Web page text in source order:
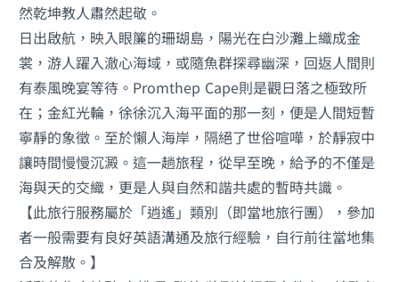
然乾坤教人肅然起敬。
日出啟航，映入眼簾的珊瑚島，陽光在白沙灘上織成金
裳，游人躍入澈心海域，或隨魚群探尋幽深，回返人間則
有泰風晚宴等待。Promthep Cape則是觀日落之極致所
在；金紅光輪，徐徐沉入海平面的那一刻，便是人間短暫
寧靜的象徵。至於懶人海岸，隔絕了世俗喧嘩，於靜寂中
讓時間慢慢沉澱。這一趟旅程，從早至晚，給予的不僅是
海與天的交織，更是人與自然和諧共處的暫時共識。
【此旅行服務屬於「逍遙」類別（即當地旅行團），參加
者一般需要有良好英語溝通及旅行經驗，自行前往當地集
合及解散。】